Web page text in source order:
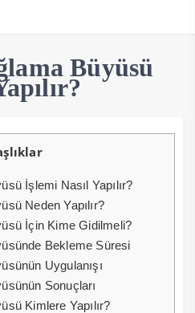
Büyüsü
İşlemi Nasıl Yapılır?
Neden Yapılır?
İçin Kime Gidilmeli?
Bekleme Süresi
Uygulanışı
Sonuçları
Kimlere Yapılır?